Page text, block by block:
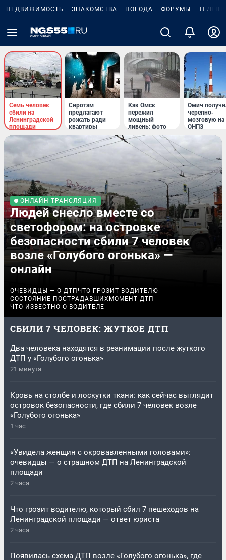
НЕДВИЖИМОСТЬ ЗНАКОМСТВА ПОГОДА ФОРУМЫ
Семь человек
сбили на
Ленинградской
площади
Сиротам
предлагают
рожать ради
квартиры
Как Омск
пережил
мощный
ливень: фото
Омич
черепно-
мозговую на
ОНПЗ
ОНЛАЙН-ТРАНСЛЯЦИЯ
Людей снесло вместе со
светофором: на островке
безопасности сбили 7 человек
возле «Голубого огонька» —
онлайн
ОЧЕВИДЦЫ — О ДТП ЧТО ГРОЗИТ ВОДИТЕЛЮ
СОСТОЯНИЕ ПОСТРАДАВШИХ МОМЕНТ ДТП
ЧТО ИЗВЕСТНО О ВОДИТЕЛЕ
СБИЛИ 7 ЧЕЛОВЕК: ЖУТКОЕ ДТП
Два человека находятся в реанимации после жуткого
ДТП у «Голубого огонька»
21 минута
Кровь на столбе и лоскутки ткани: как сейчас выглядит
островок безопасности, где сбили 7 человек возле
«Голубого огонька»
1 час
«Увидела женщин с окровавленными головами»:
очевидцы — о страшном ДТП на Ленинградской
площади
2 часа
Что грозит водителю, который сбил 7 пешеходов на
Ленинградской площади — ответ юриста
2 часа
Появилась схема ДТП возле «Голубого огонька», где